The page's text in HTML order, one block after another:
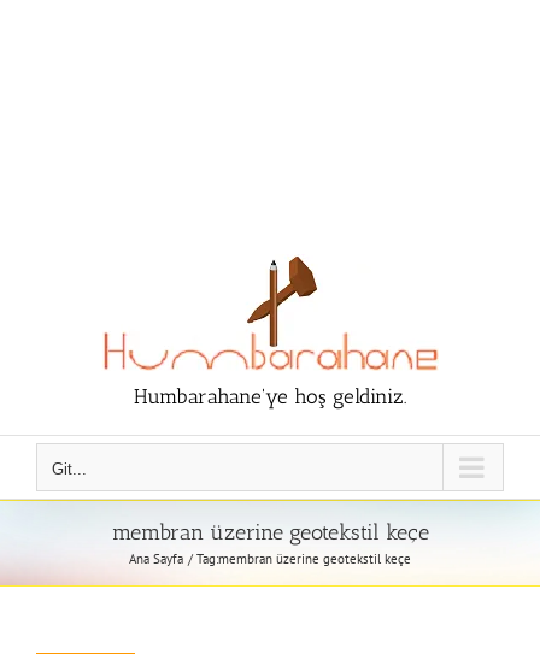
Humbarahane'ye hoş geldiniz.
Git...
membran üzerine geotekstil keçe
Ana Sayfa Tag:membran üzerine geotekstil keçe